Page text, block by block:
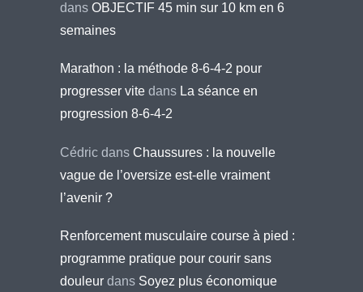
dans OBJECTIF 45 min sur 10 km en 6
semaines
Marathon : la méthode 8-6-4-2 pour
progresser vite dans La séance en
progression 8-6-4-2
Cédric dans Chaussures : la nouvelle
vague de l’oversize est-elle vraiment
l’avenir ?
Renforcement musculaire course à pied :
programme pratique pour courir sans
douleur dans Soyez plus économique